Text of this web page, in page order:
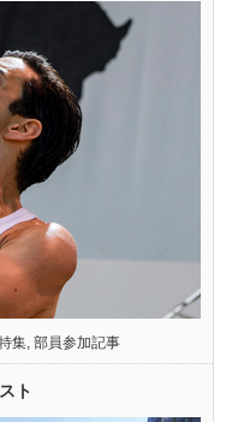
集 部員参加記事
ト